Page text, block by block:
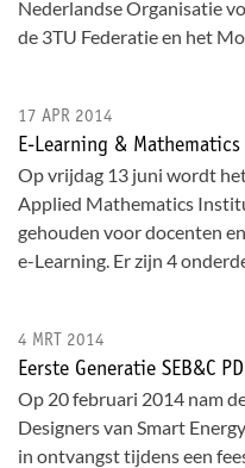
Nederlandse Organisatie
de 3TU Federatie en het
17 APR 2014
E-Learning &
Op vrijdag 13 juni wordt
Applied Mathematics
gehouden voor docenten
e-Learning. Er zijn 4
4 MRT 2014
Eerste Generatie SEB&C
Op 20 februari 2014 nam
Designers van Smart
in ontvangst tijdens een